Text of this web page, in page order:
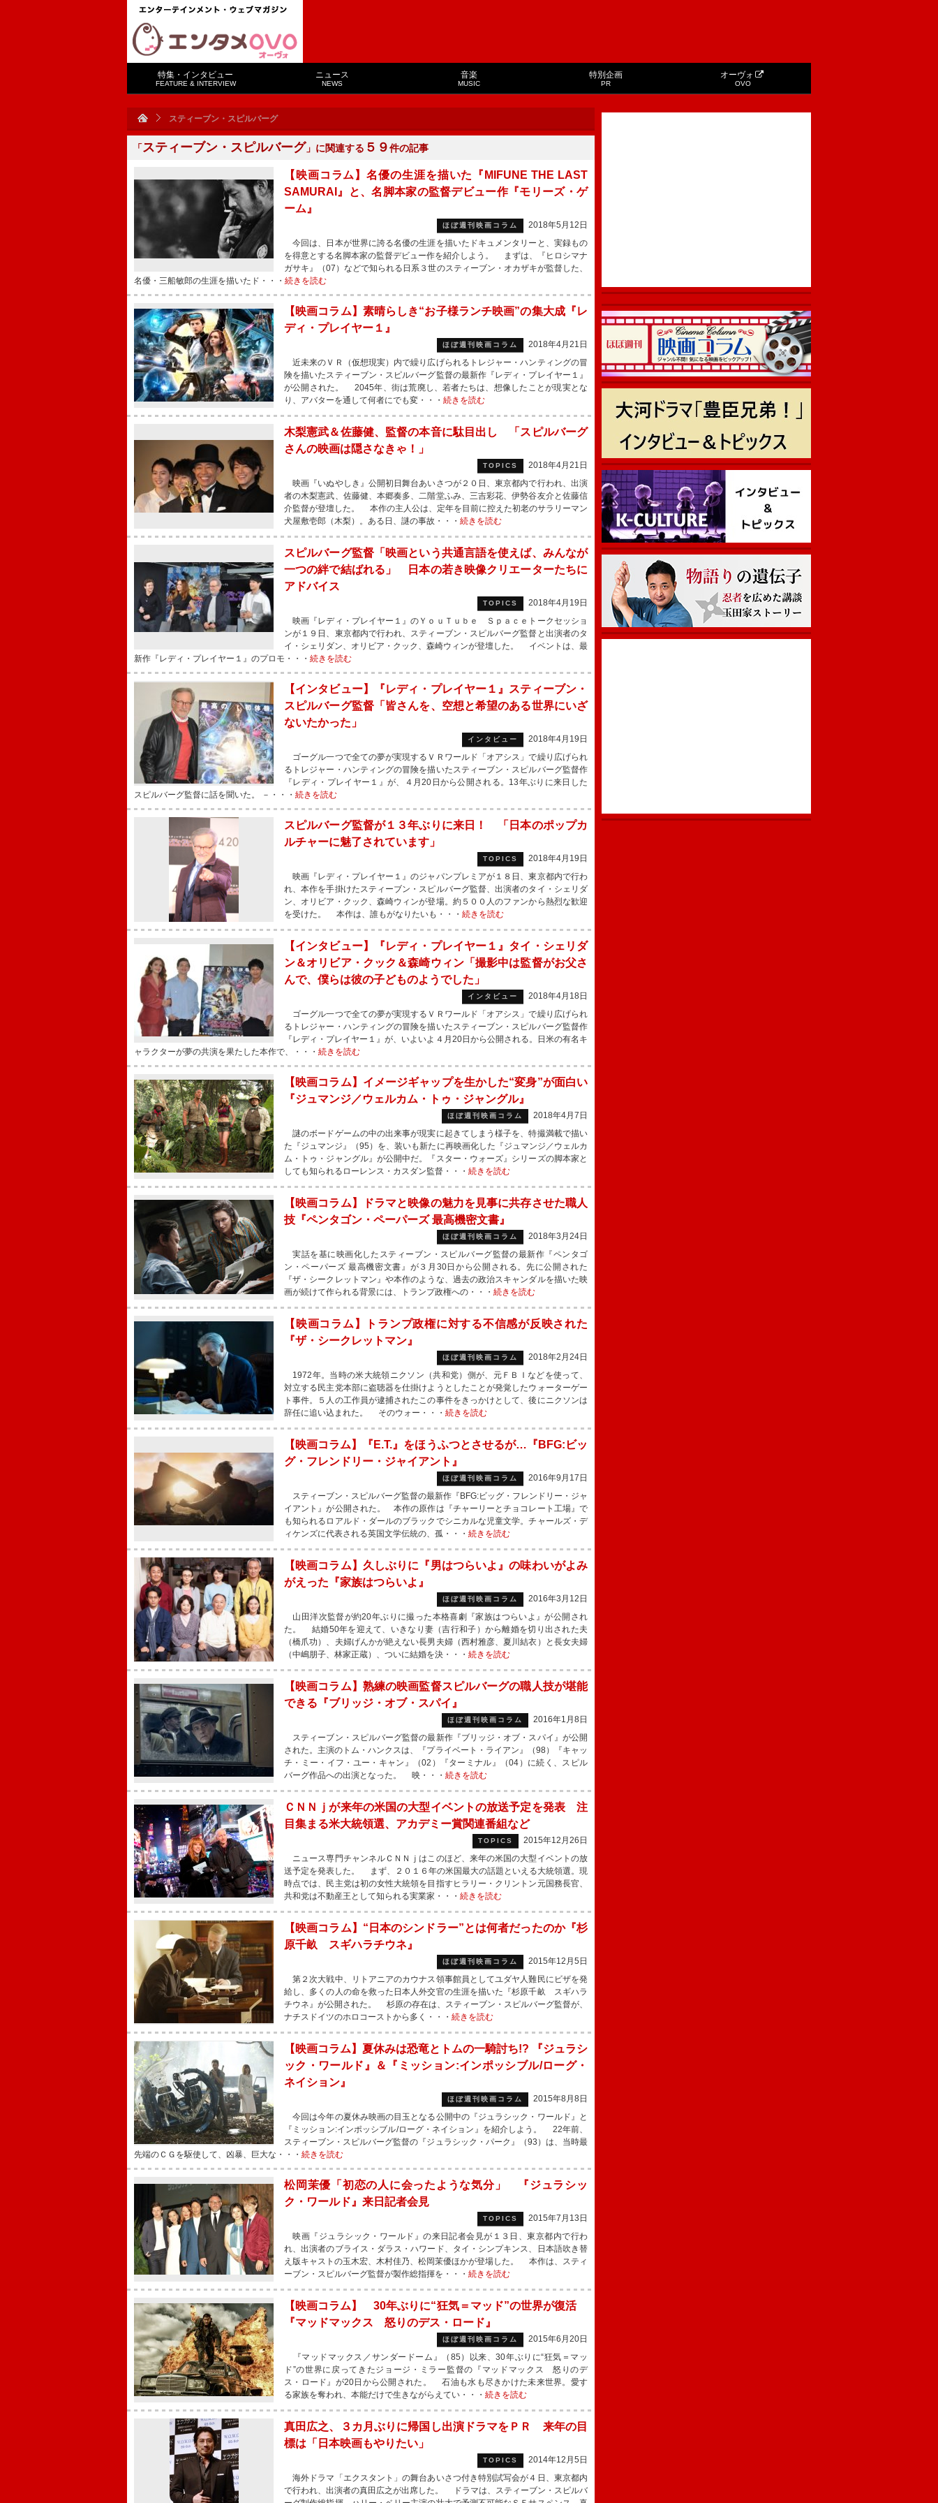
特集・インタビュー
FEATURE & INTERVIEW
ニュース
NEWS
音楽
MUSIC
特別企画
PR
オーヴォ
OVO
スティーブン・スピルバーグ
「スティーブン・スピルバーグ 」に関連する ５９件の記事
【映画コラム】名優の生涯を描いた『MIFUNE THE LAST
SAMURAI』と、名脚本家の監督デビュー作『モリーズ・ゲ
ーム』
ほぼ週刊映画コラム
2018年5月12日
今回は、日本が世界に誇る名優の生涯を描いたドキュメンタリーと、実録もの
を得意とする名脚本家の監督デビュー作を紹介しよう。 まずは、『ヒロシマナ
ガサキ』（07）などで知られる日系３世のスティーブン・オカザキが監督した、
名優・三船敏郎の生涯を描いたド・・・ 続きを読む
【映画コラム】素晴らしき“お子様ランチ映画”の集大成『レ
ディ・プレイヤー１』
ほぼ週刊映画コラム
2018年4月21日
近未来のＶＲ（仮想現実）内で繰り広げられるトレジャー・ハンティングの冒
険を描いたスティーブン・スピルバーグ監督の最新作『レディ・プレイヤー１』
が公開された。 2045年、街は荒廃し、若者たちは、想像したことが現実とな
り、アバターを通して何者にでも変・・・ 続きを読む
木梨憲武＆佐藤健、監督の本音に駄目出し 「スピルバーグ
さんの映画は隠さなきゃ！」
TOPICS
2018年4月21日
映画『いぬやしき』公開初日舞台あいさつが２０日、東京都内で行われ、出演
者の木梨憲武、佐藤健、本郷奏多、二階堂ふみ、三吉彩花、伊勢谷友介と佐藤信
介監督が登壇した。 本作の主人公は、定年を目前に控えた初老のサラリーマン
犬屋敷壱郎（木梨）。ある日、謎の事故・・・ 続きを読む
スピルバーグ監督「映画という共通言語を使えば、みんなが
一つの絆で結ばれる」 日本の若き映像クリエーターたちに
アドバイス
TOPICS
2018年4月19日
映画『レディ・プレイヤー１』のＹｏｕＴｕｂｅ Ｓｐａｃｅトークセッショ
ンが１９日、東京都内で行われ、スティーブン・スピルバーグ監督と出演者のタ
イ・シェリダン、オリビア・クック、森崎ウィンが登壇した。 イベントは、最
新作『レディ・プレイヤー１』のプロモ・・・ 続きを読む
【インタビュー】『レディ・プレイヤー１』スティーブン・
スピルバーグ監督「皆さんを、空想と希望のある世界にいざ
ないたかった」
インタビュー
2018年4月19日
ゴーグル一つで全ての夢が実現するＶＲワールド「オアシス」で繰り広げられ
るトレジャー・ハンティングの冒険を描いたスティーブン・スピルバーグ監督作
『レディ・プレイヤー１』が、４月20日から公開される。13年ぶりに来日した
スピルバーグ監督に話を聞いた。 －・・・ 続きを読む
スピルバーグ監督が１３年ぶりに来日！ 「日本のポップカ
ルチャーに魅了されています」
TOPICS
2018年4月19日
映画『レディ・プレイヤー１』のジャパンプレミアが１８日、東京都内で行わ
れ、本作を手掛けたスティーブン・スピルバーグ監督、出演者のタイ・シェリダ
ン、オリビア・クック、森崎ウィンが登場。約５００人のファンから熱烈な歓迎
を受けた。 本作は、誰もがなりたいも・・・ 続きを読む
【インタビュー】『レディ・プレイヤー１』タイ・シェリダ
ン＆オリビア・クック＆森崎ウィン「撮影中は監督がお父さ
んで、僕らは彼の子どものようでした」
インタビュー
2018年4月18日
ゴーグル一つで全ての夢が実現するＶＲワールド「オアシス」で繰り広げられ
るトレジャー・ハンティングの冒険を描いたスティーブン・スピルバーグ監督作
『レディ・プレイヤー１』が、いよいよ４月20日から公開される。日米の有名キ
ャラクターが夢の共演を果たした本作で、・・・ 続きを読む
【映画コラム】イメージギャップを生かした“変身”が面白い
『ジュマンジ／ウェルカム・トゥ・ジャングル』
ほぼ週刊映画コラム
2018年4月7日
謎のボードゲームの中の出来事が現実に起きてしまう様子を、特撮満載で描い
た『ジュマンジ』（95）を、装いも新たに再映画化した『ジュマンジ／ウェルカ
ム・トゥ・ジャングル』が公開中だ。『スター・ウォーズ』シリーズの脚本家と
しても知られるローレンス・カスダン監督・・・ 続きを読む
【映画コラム】ドラマと映像の魅力を見事に共存させた職人
技『ペンタゴン・ペーパーズ 最高機密文書』
ほぼ週刊映画コラム
2018年3月24日
実話を基に映画化したスティーブン・スピルバーグ監督の最新作『ペンタゴ
ン・ペーパーズ 最高機密文書』が３月30日から公開される。先に公開された
『ザ・シークレットマン』や本作のような、過去の政治スキャンダルを描いた映
画が続けて作られる背景には、トランプ政権への・・・ 続きを読む
【映画コラム】トランプ政権に対する不信感が反映された
『ザ・シークレットマン』
ほぼ週刊映画コラム
2018年2月24日
1972年。当時の米大統領ニクソン（共和党）側が、元ＦＢＩなどを使って、
対立する民主党本部に盗聴器を仕掛けようとしたことが発覚したウォーターゲー
ト事件。５人の工作員が逮捕されたこの事件をきっかけとして、後にニクソンは
辞任に追い込まれた。 そのウォー・・・ 続きを読む
【映画コラム】『E.T.』をほうふつとさせるが…『BFG:ビッ
グ・フレンドリー・ジャイアント』
ほぼ週刊映画コラム
2016年9月17日
スティーブン・スピルバーグ監督の最新作『BFG:ビッグ・フレンドリー・ジャ
イアント』が公開された。 本作の原作は『チャーリーとチョコレート工場』で
も知られるロアルド・ダールのブラックでシニカルな児童文学。チャールズ・デ
ィケンズに代表される英国文学伝統の、孤・・・ 続きを読む
【映画コラム】久しぶりに『男はつらいよ』の味わいがよみ
がえった『家族はつらいよ』
ほぼ週刊映画コラム
2016年3月12日
山田洋次監督が約20年ぶりに撮った本格喜劇『家族はつらいよ』が公開され
た。 結婚50年を迎えて、いきなり妻（吉行和子）から離婚を切り出された夫
（橋爪功）、夫婦げんかが絶えない長男夫婦（西村雅彦、夏川結衣）と長女夫婦
（中嶋朋子、林家正蔵）、ついに結婚を決・・・ 続きを読む
【映画コラム】熟練の映画監督スピルバーグの職人技が堪能
できる『ブリッジ・オブ・スパイ』
ほぼ週刊映画コラム
2016年1月8日
スティーブン・スピルバーグ監督の最新作『ブリッジ・オブ・スパイ』が公開
された。主演のトム・ハンクスは、『プライベート・ライアン』（98）『キャッ
チ・ミー・イフ・ユー・キャン』（02）『ターミナル』（04）に続く、スピル
バーグ作品への出演となった。 映・・・ 続きを読む
ＣＮＮｊが来年の米国の大型イベントの放送予定を発表 注
目集まる米大統領選、アカデミー賞関連番組など
TOPICS
2015年12月26日
ニュース専門チャンネルＣＮＮｊはこのほど、来年の米国の大型イベントの放
送予定を発表した。 まず、２０１６年の米国最大の話題といえる大統領選。現
時点では、民主党は初の女性大統領を目指すヒラリー・クリントン元国務長官、
共和党は不動産王として知られる実業家・・・ 続きを読む
【映画コラム】“日本のシンドラー”とは何者だったのか『杉
原千畝 スギハラチウネ』
ほぼ週刊映画コラム
2015年12月5日
第２次大戦中、リトアニアのカウナス領事館員としてユダヤ人難民にビザを発
給し、多くの人の命を救った日本人外交官の生涯を描いた『杉原千畝 スギハラ
チウネ』が公開された。 杉原の存在は、スティーブン・スピルバーグ監督が、
ナチスドイツのホロコーストから多く・・・ 続きを読む
【映画コラム】夏休みは恐竜とトムの一騎討ち!? 『ジュラシ
ック・ワールド』＆『ミッション:インポッシブル/ローグ・
ネイション』
ほぼ週刊映画コラム
2015年8月8日
今回は今年の夏休み映画の目玉となる公開中の『ジュラシック・ワールド』と
『ミッション:インポッシブル/ローグ・ネイション』を紹介しよう。 22年前、
スティーブン・スピルバーグ監督の『ジュラシック・パーク』（93）は、当時最
先端のＣＧを駆使して、凶暴、巨大な・・・ 続きを読む
松岡茉優「初恋の人に会ったような気分」 『ジュラシッ
ク・ワールド』来日記者会見
TOPICS
2015年7月13日
映画『ジュラシック・ワールド』の来日記者会見が１３日、東京都内で行わ
れ、出演者のブライス・ダラス・ハワード、タイ・シンプキンス、日本語吹き替
え版キャストの玉木宏、木村佳乃、松岡茉優ほかが登場した。 本作は、スティ
ーブン・スピルバーグ監督が製作総指揮を・・・ 続きを読む
【映画コラム】 30年ぶりに“狂気＝マッド”の世界が復活
『マッドマックス 怒りのデス・ロード』
ほぼ週刊映画コラム
2015年6月20日
『マッドマックス／サンダードーム』（85）以来、30年ぶりに“狂気＝マッ
ド”の世界に戻ってきたジョージ・ミラー監督の『マッドマックス 怒りのデ
ス・ロード』が20日から公開された。 石油も水も尽きかけた未来世界。愛す
る家族を奪われ、本能だけで生きながらえてい・・・ 続きを読む
真田広之、３カ月ぶりに帰国し出演ドラマをＰＲ 来年の目
標は「日本映画もやりたい」
TOPICS
2014年12月5日
海外ドラマ「エクスタント」の舞台あいさつ付き特別試写会が４日、東京都内
で行われ、出演者の真田広之が出席した。 ドラマは、スティーブン・スピルバ